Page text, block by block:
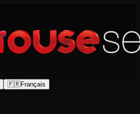
🇫🇷Français